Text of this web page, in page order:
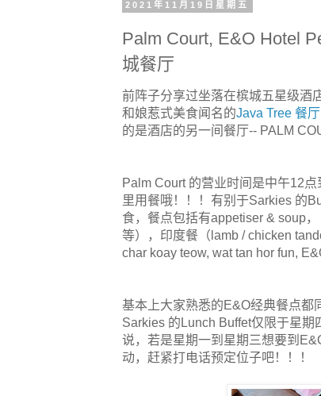
2021年11月19日星期五
Palm Court, E&O Hotel
城餐厅
前阵子分享过坐落在槟城五星级酒
和娘惹式美食闻名的Java Tree 餐厅
的是酒店的另一间餐厅-- PALM
Palm Court 的营业时间是中午12
里用餐哦！！！有别于Sarkies 的
食，餐点包括有appetiser & soup
等），印度餐（lamb / chicken
char koay teow, wat tan hor fun,
基本上大家熟悉的E&O经典餐点都
Sarkies 的Lunch Buffet仅限于星
说，若是星期一到星期三想要到
动，赶紧打电话预定位子吧！！！